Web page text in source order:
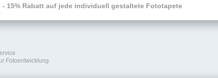
15% Rabatt auf jede individuell gestaltete Fototapete
Fotoentwicklung